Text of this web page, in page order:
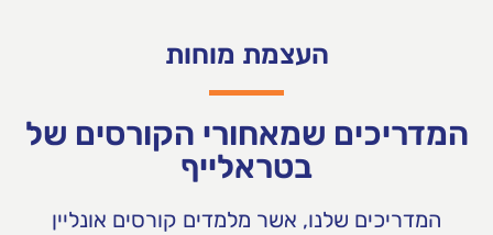
העצמת מוחות
המדריכים שמאחורי הקורסים של
בטראלייף
המדריכים שלנו, אשר מלמדים קורסים אונליין